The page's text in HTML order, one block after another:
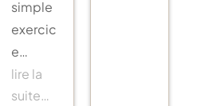
simple
exercic
e…
lire la
suite…